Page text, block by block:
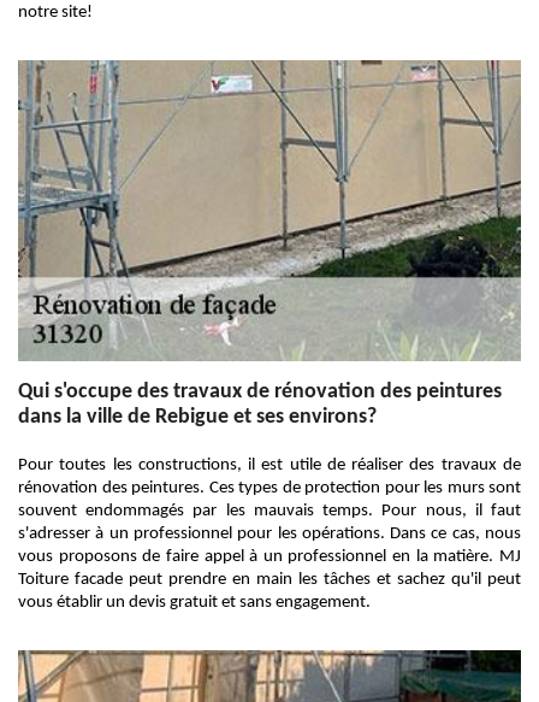
notre site!
Qui s'occupe des travaux de rénovation des peintures
dans la ville de Rebigue et ses environs?
Pour toutes les constructions, il est utile de réaliser des travaux de
rénovation des peintures. Ces types de protection pour les murs sont
souvent endommagés par les mauvais temps. Pour nous, il faut
s'adresser à un professionnel pour les opérations. Dans ce cas, nous
vous proposons de faire appel à un professionnel en la matière. MJ
Toiture facade peut prendre en main les tâches et sachez qu'il peut
vous établir un devis gratuit et sans engagement.